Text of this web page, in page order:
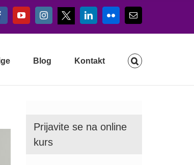
FacebookYouTubeInstagram
X LinkedInFlickr Email
Blog Kontakt
Prijavite se na online
kurs